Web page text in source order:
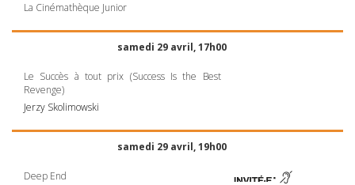
La Cinémathèque Junior
samedi 29 avril, 17h00
Le Succès à tout prix (Success Is the Best
Revenge)
Jerzy Skolimowski
samedi 29 avril, 19h00
Deep End